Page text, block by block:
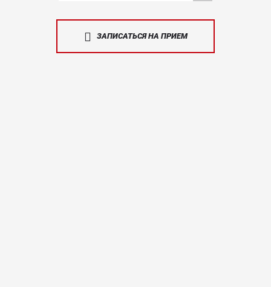
ЗАПИСАТЬСЯ НА ПРИЕМ